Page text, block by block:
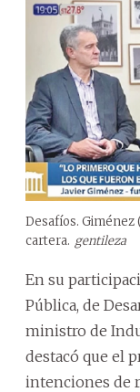
Desafíos. Giménez
cartera. gentileza
En su
Pública, de
ministro de
destacó que el
intenciones de